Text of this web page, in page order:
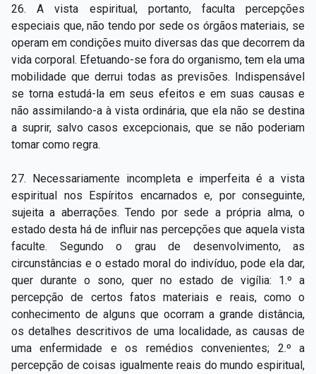
26. A vista espiritual, portanto, faculta percepções
especiais que, não tendo por sede os órgãos materiais, se
operam em condições muito diversas das que decorrem da
vida corporal. Efetuando-se fora do organismo, tem ela uma
mobilidade que derrui todas as previsões. Indispensável
se torna estudá-la em seus efeitos e em suas causas e
não assimilando-a à vista ordinária, que ela não se destina
a suprir, salvo casos excepcionais, que se não poderiam
tomar como regra.
27. Necessariamente incompleta e imperfeita é a vista
espiritual nos Espíritos encarnados e, por conseguinte,
sujeita a aberrações. Tendo por sede a própria alma, o
estado desta há de influir nas percepções que aquela vista
faculte. Segundo o grau de desenvolvimento, as
circunstâncias e o estado moral do indivíduo, pode ela dar,
quer durante o sono, quer no estado de vigília: 1.º a
percepção de certos fatos materiais e reais, como o
conhecimento de alguns que ocorram a grande distância,
os detalhes descritivos de uma localidade, as causas de
uma enfermidade e os remédios convenientes; 2.º a
percepção de coisas igualmente reais do mundo espiritual,